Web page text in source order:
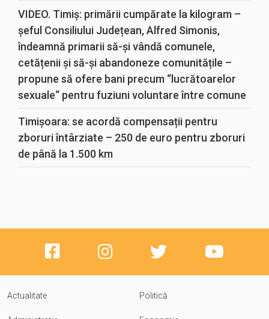
VIDEO. Timiș: primării cumpărate la kilogram –
șeful Consiliului Județean, Alfred Simonis,
îndeamnă primarii să-și vândă comunele,
cetățenii și să-și abandoneze comunitățile –
propune să ofere bani precum “lucrătoarelor
sexuale“ pentru fuziuni voluntare între comune
Timișoara: se acordă compensații pentru
zboruri întârziate – 250 de euro pentru zboruri
de până la 1.500 km
Actualitate Politică